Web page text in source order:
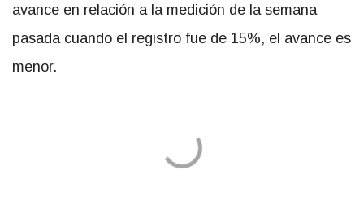
avance en relación a la medición de la semana
pasada cuando el registro fue de 15%, el avance es
menor.